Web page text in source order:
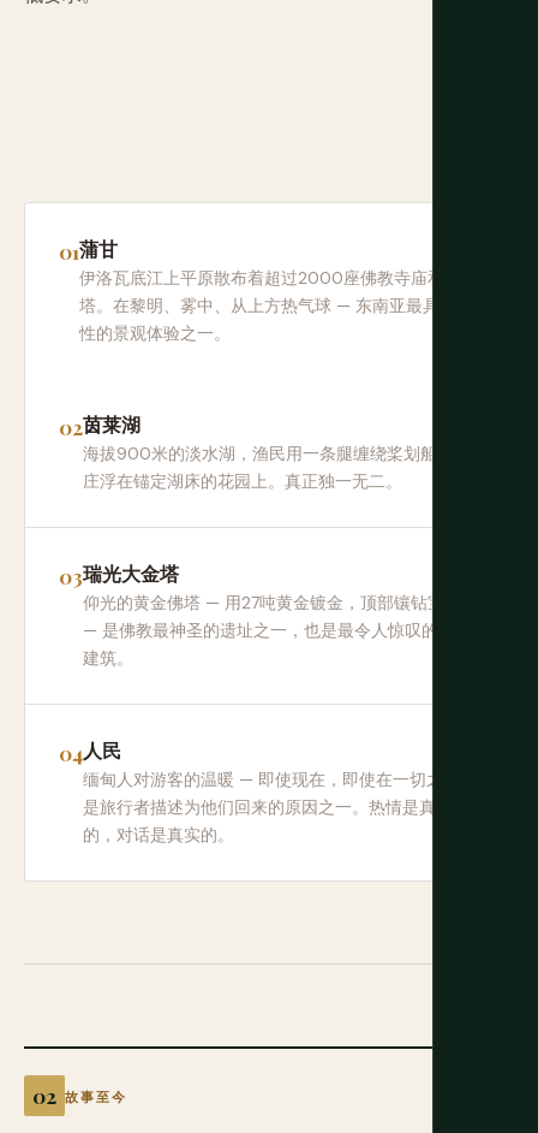
蒲甘
伊洛瓦底江上平原散布着超过2000座佛教寺庙和佛
塔。在黎明、雾中、从上方热气球 — 东南亚最具定义
性的景观体验之一。
茵莱湖
海拔900米的淡水湖，渔民用一条腿缠绕桨划船，村
庄浮在锚定湖床的花园上。真正独一无二。
瑞光大金塔
仰光的黄金佛塔 — 用27吨黄金镀金，顶部镶钻宝珠
— 是佛教最神圣的遗址之一，也是最令人惊叹的人类
建筑。
人民
缅甸人对游客的温暖 — 即使现在，即使在一切之下 —
是旅行者描述为他们回来的原因之一。热情是真诚
的，对话是真实的。
故事至今